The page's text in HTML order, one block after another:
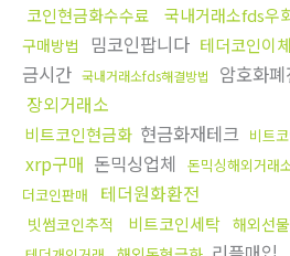
코인현금화수수료
국내거래소fds우
구매방법
밈코인팝니다 테더코인이
금시간 국내거래소fds해결방법 암호화
장외거래소
비트코인현금화 현금화재테크 비트
xrp구매 돈믹싱업체 돈믹싱해외거래
더코인판매
테더원화환전
빗썸코인추적 비트코인세탁 해외선